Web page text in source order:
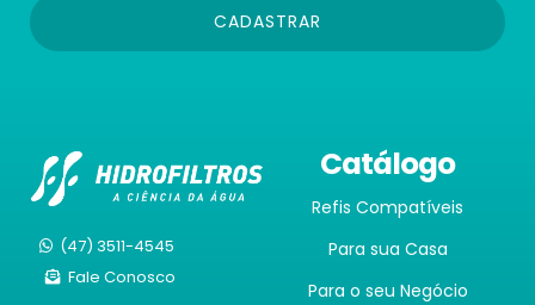
CADASTRAR
(47) 3511-4545
Fale Conosco
Catálogo
Refis Compatíveis
Para sua Casa
Para o seu Negócio